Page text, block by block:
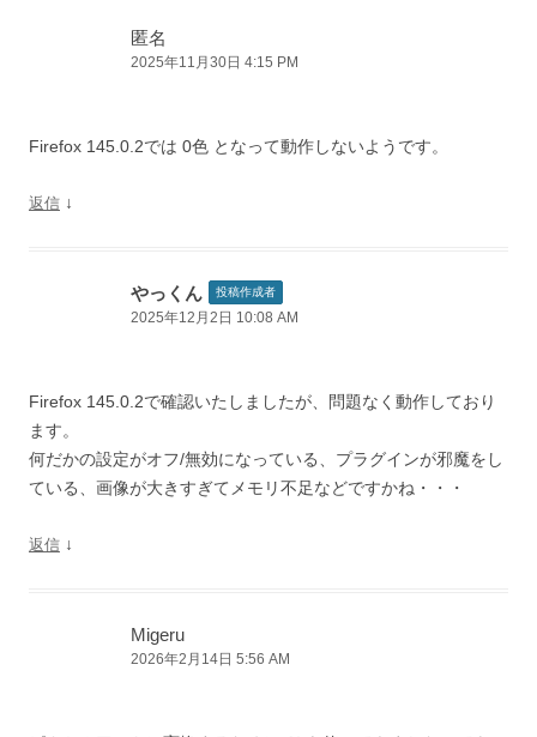
匿名
2025年11月30日 4:15 PM
Firefox 145.0.2では 0色 となって動作しないようです。
返信 ↓
やっくん 投稿作成者
2025年12月2日 10:08 AM
Firefox 145.0.2で確認いたしましたが、問題なく動作しており
ます。
何だかの設定がオフ/無効になっている、プラグインが邪魔をし
ている、画像が大きすぎてメモリ不足などですかね・・・
返信 ↓
Migeru
2026年2月14日 5:56 AM